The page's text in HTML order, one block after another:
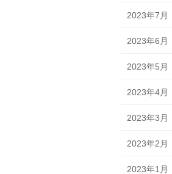
2023年7月
2023年6月
2023年5月
2023年4月
2023年3月
2023年2月
2023年1月